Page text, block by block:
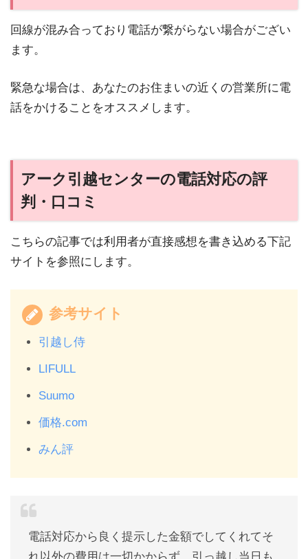
回線が混み合っており電話が繋がらない場合がござい
ます。
緊急な場合は、あなたのお住まいの近くの営業所に電
話をかけることをオススメします。
アーク引越センターの電話対応の評
判・口コミ
こちらの記事では利用者が直接感想を書き込める下記
サイトを参照にします。
参考サイト
引越し侍
LIFULL
Suumo
価格.com
みん評
電話対応から良く提示した金額でしてくれてそ
れ以外の費用は一切かからず、引っ越し当日も